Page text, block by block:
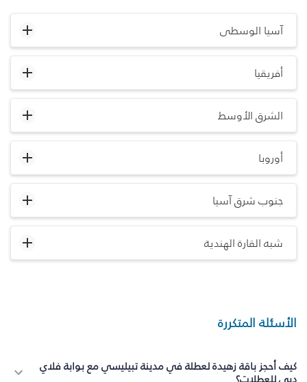
آسيا الوسطى
أفريقيا
الشرق الأوسط
أوروبا
جنوب شرق آسيا
شبه القارة الهندية
الأسئلة المتكررة
كيف أحجز باقة زهيدة لعطلة في مدينة تبيليسي مع بوابة فلاي
دبي للعطلات؟